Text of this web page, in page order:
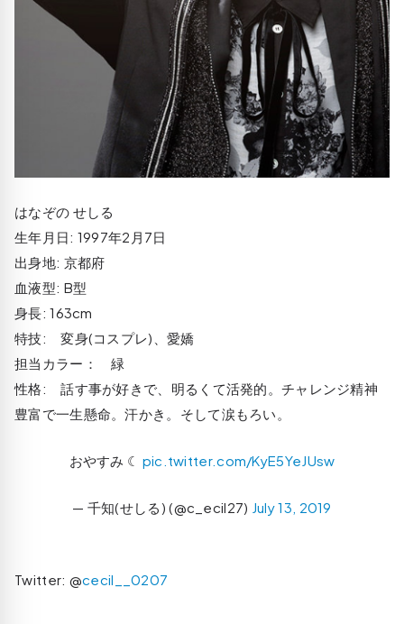
はなぞの せしる
生年月日: 1997年2月7日
出身地: 京都府
血液型: B型
身長: 163cm
特技: 変身(コスプレ)、愛嬌
担当カラー： 緑
性格: 話す事が好きで、明るくて活発的。チャレンジ精神
豊富で一生懸命。汗かき。そして涙もろい。
おやすみ ☾ pic.twitter.com/KyE5YeJUsw
— 千知(せしる) (@c_ecil27) July 13, 2019
Twitter: @cecil__0207